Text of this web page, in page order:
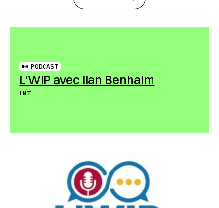
PODCAST
L’WIP avec Ilan Benhaim
LNT